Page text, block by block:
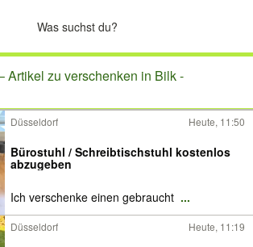
Artikel zu verschenken in Bilk -
Düsseldorf Heute, 11:50
Bürostuhl / Schreibtischstuhl kostenlos
abzugeben
Ich verschenke einen gebraucht ...
Düsseldorf Heute, 11:19